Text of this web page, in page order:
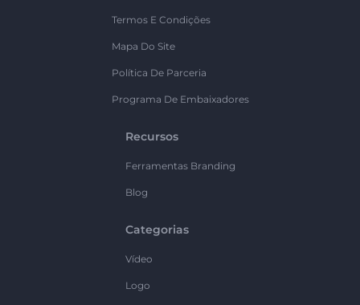
Termos E Condições
Mapa Do Site
Política De Parceria
Programa De Embaixadores
Recursos
Ferramentas Branding
Blog
Categorias
Vídeo
Logo